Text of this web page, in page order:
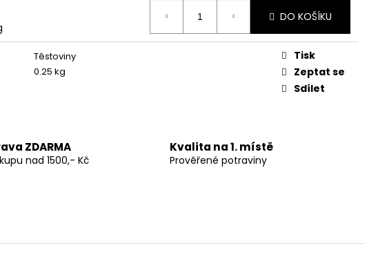
DO KOŠÍKU
Těstoviny
0.25 kg
Tisk
Zeptat se
Sdílet
ZDARMA
nad 1500,- Kč
Kvalita na 1. místě
Prověřené potraviny
Následující
MEDITERRANEI BEZLEPKOVÉ
NA CANNOLI (BUCCE DI
- 60G (3KS)